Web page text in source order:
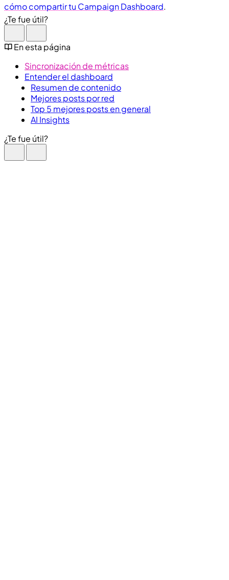
cómo compartir tu Campaign Dashboard.
¿Te fue útil?
En esta página
Sincronización de métricas
Entender el dashboard
Resumen de contenido
Mejores posts por red
Top 5 mejores posts en general
AI Insights
¿Te fue útil?